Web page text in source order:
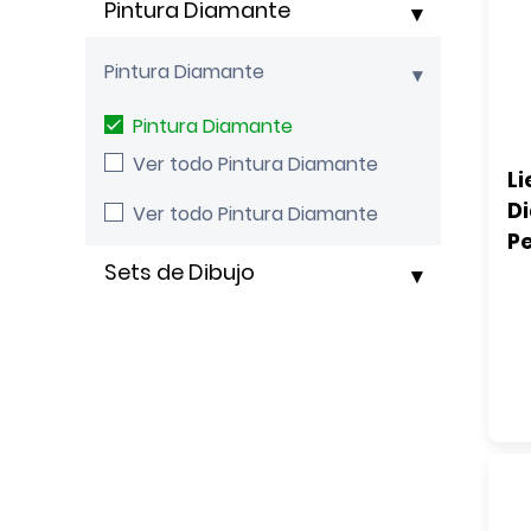
Pintura Diamante
Ver todo Pintura Diamante
Pintura Diamante
Ver todo Pintura Diamante
Pintura Diamante
Sets de Dibujo